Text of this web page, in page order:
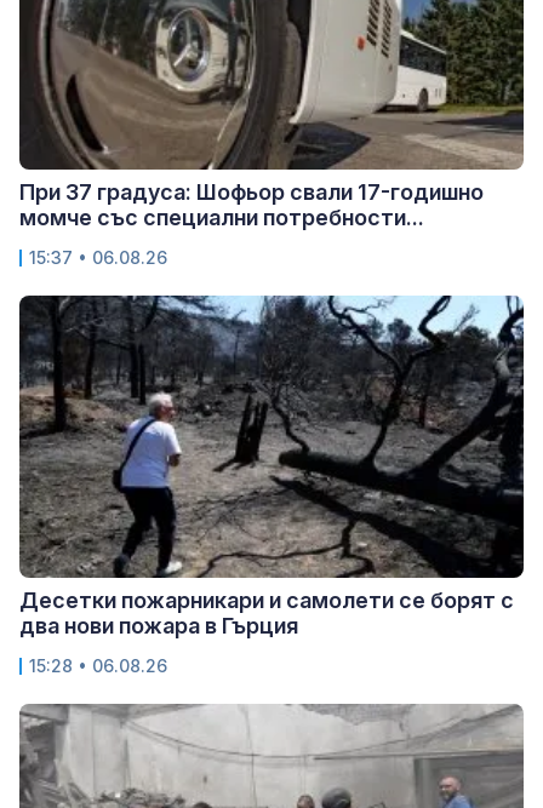
При 37 градуса: Шофьор свали 17-годишно
момче със специални потребности...
15:37 • 06.08.26
Десетки пожарникари и самолети се борят с
два нови пожара в Гърция
15:28 • 06.08.26